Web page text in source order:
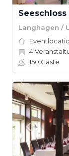
Langhagen /
4
150 Gäste